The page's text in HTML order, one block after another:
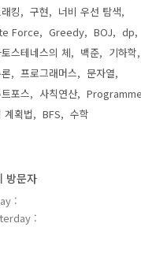
킹
구현
너비 우선 탐색
Force
Greedy BOJ
dp
스테네스의 체
백준
기하학
프로그래머스
문자열
포스
사칙연산
계획법
BFS 수학
방문자
:
: